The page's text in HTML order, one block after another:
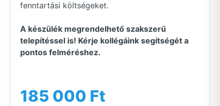
fenntartási költségeket.
A készülék megrendelhető szakszerű
telepítéssel is! Kérje kollégáink segítségét a
pontos felméréshez.
185 000 Ft